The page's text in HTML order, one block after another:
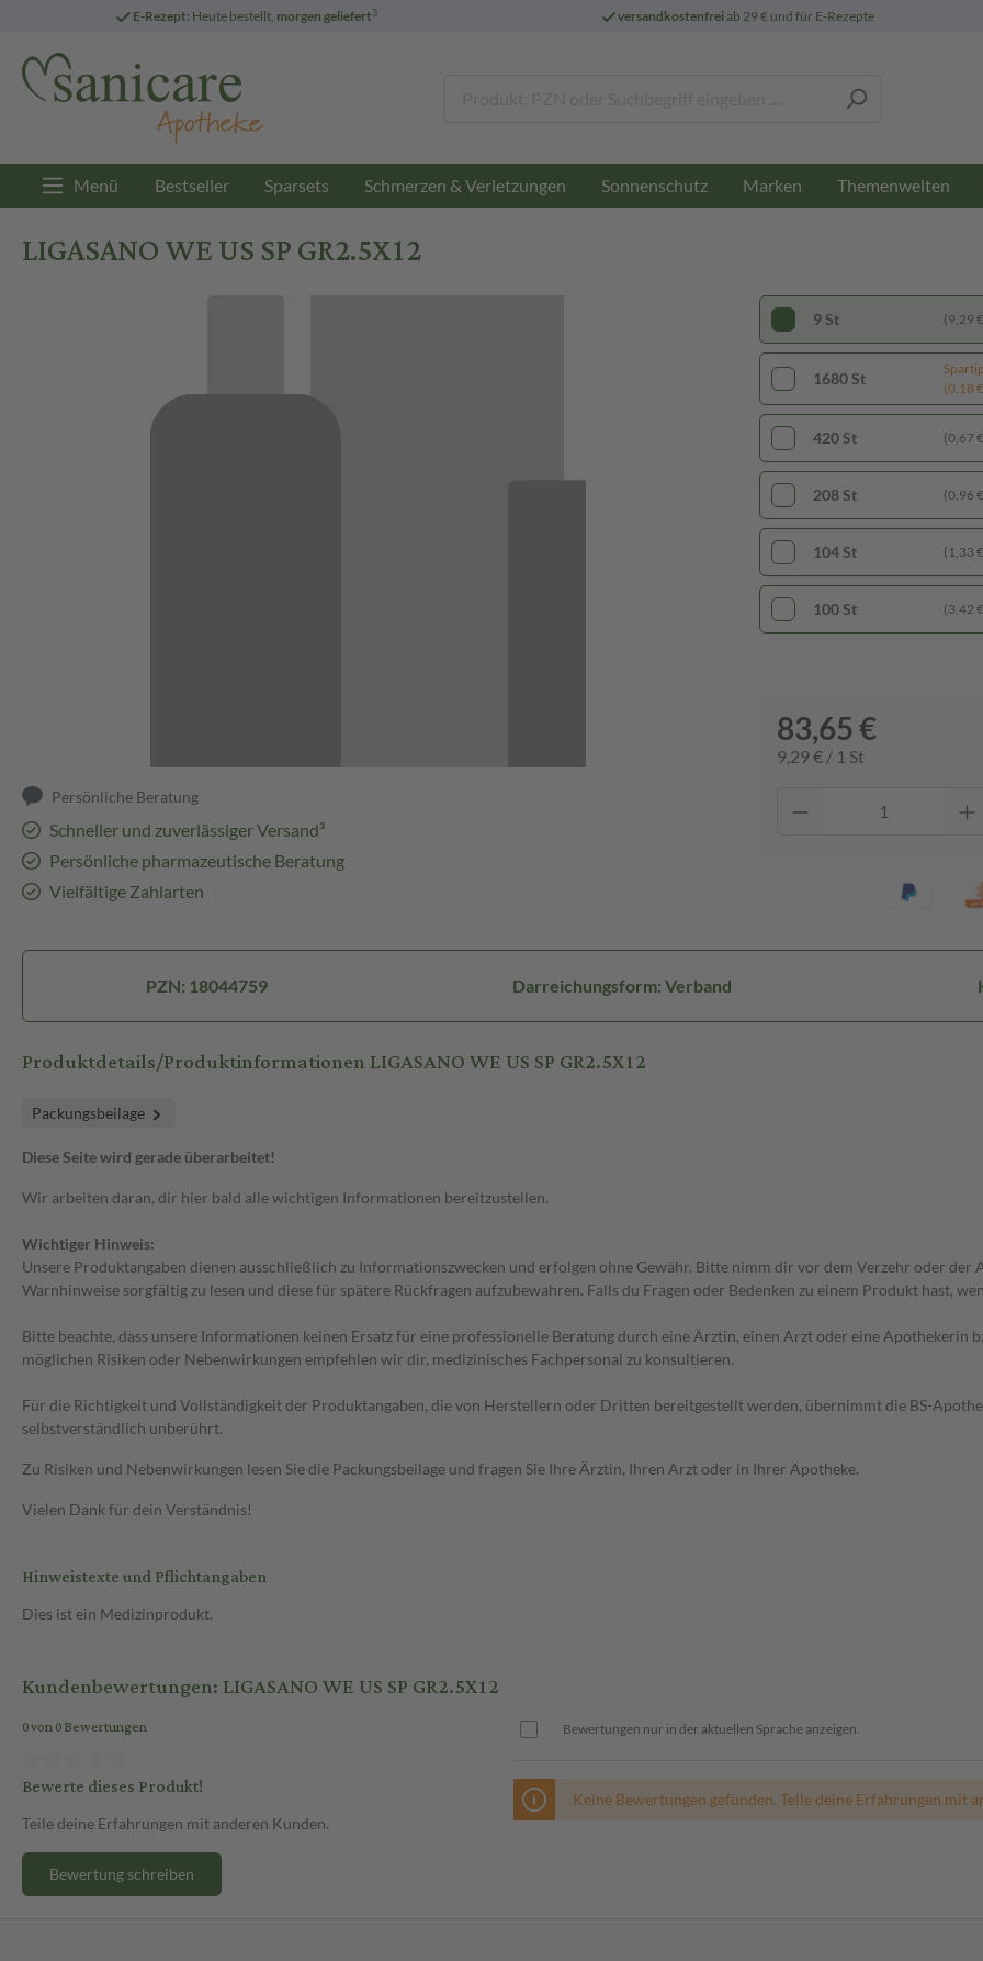
E-Rezept: Heute bestellt, morgen geliefert3 versandkostenfreiab 29 € und für E-Rezepte
Menü Bestseller Sparsets Schmerzen & Verletzungen Sonnenschutz Marken Themenwelten
LIGASANO WE US SP GR2.5X12
Persönliche Beratung
Schneller und zuverlässiger Versand³
Persönliche pharmazeutische Beratung
Vielfältige Zahlarten
1680 St
(0,18
420 St (0,67
208 St (0,96
104 St (1,33
100 St (3,42
9 St (9,29
83,65 €
9,29 € / 1 St
PZN: 18044759 Darreichungsform: Verband
Produktdetails/Produktinformationen LIGASANO WE US SP GR2.5X12
Packungsbeilage
Diese Seite wird gerade überarbeitet!
Wir arbeiten daran, dir hier bald alle wichtigen Informationen bereitzustellen.
Wichtiger Hinweis:
Unsere Produktangaben dienen ausschließlich zu Informationszwecken und erfolgen ohne Gewähr. Bitte nimm dir vor dem Verzehr oder
Warnhinweise sorgfältig zu lesen und diese für spätere Rückfragen aufzubewahren. Falls du Fragen oder Bedenken zu einem Produkt hast,
Bitte beachte, dass unsere Informationen keinen Ersatz für eine professionelle Beratung durch eine Ärztin, einen Arzt oder eine Apothekerin
möglichen Risiken oder Nebenwirkungen empfehlen wir dir, medizinisches Fachpersonal zu konsultieren.
Für die Richtigkeit und Vollständigkeit der Produktangaben, die von Herstellern oder Dritten bereitgestellt werden, übernimmt die BS-
selbstverständlich unberührt.
Zu Risiken und Nebenwirkungen lesen Sie die Packungsbeilage und fragen Sie Ihre Ärztin, Ihren Arzt oder in Ihrer Apotheke.
Vielen Dank für dein Verständnis!
Hinweistexte und Pflichtangaben
Dies ist ein Medizinprodukt.
Kundenbewertungen: LIGASANO WE US SP GR2.5X12
0 von 0 Bewertungen
Bewerte dieses Produkt!
Teile deine Erfahrungen mit anderen Kunden.
Bewertung schreiben
Bewertungen nur in der aktuellen Sprache anzeigen.
Keine Bewertungen gefunden. Teile deine Erfahrungen mit